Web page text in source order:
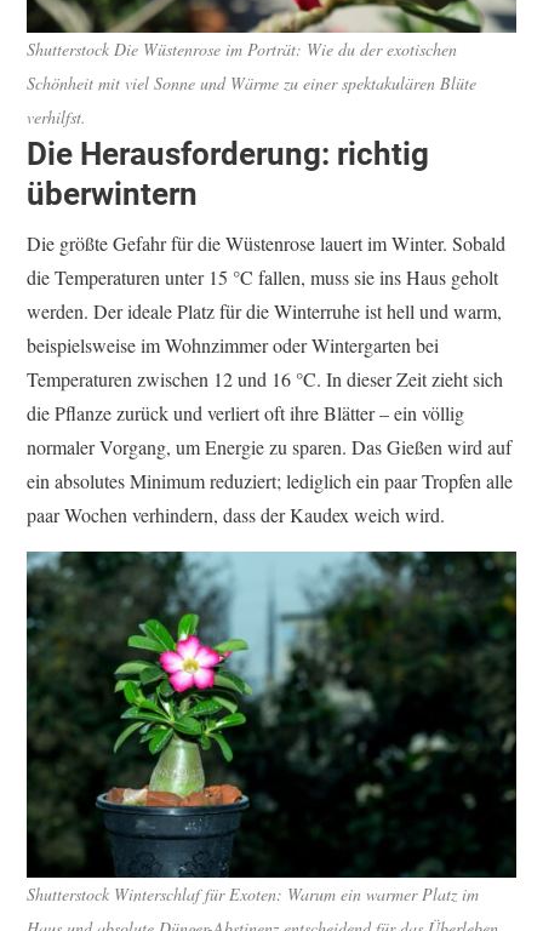
Shutterstock Die Wüstenrose im Porträt: Wie du der exotischen
Schönheit mit viel Sonne und Wärme zu einer spektakulären Blüte
verhilfst.
Die Herausforderung: richtig
überwintern
Die größte Gefahr für die Wüstenrose lauert im Winter. Sobald
die Temperaturen unter 15 °C fallen, muss sie ins Haus geholt
werden. Der ideale Platz für die Winterruhe ist hell und warm,
beispielsweise im Wohnzimmer oder Wintergarten bei
Temperaturen zwischen 12 und 16 °C. In dieser Zeit zieht sich
die Pflanze zurück und verliert oft ihre Blätter – ein völlig
normaler Vorgang, um Energie zu sparen. Das Gießen wird auf
ein absolutes Minimum reduziert; lediglich ein paar Tropfen alle
paar Wochen verhindern, dass der Kaudex weich wird.
Shutterstock Winterschlaf für Exoten: Warum ein warmer Platz im